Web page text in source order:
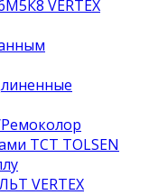
VERTEX
TCT TOLSEN
VERTEX